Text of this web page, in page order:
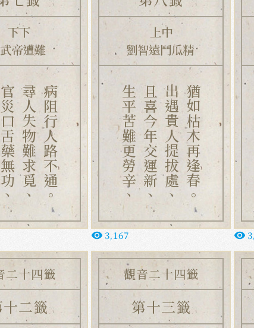
下下
帝遭難
無功、尋人失物難求覓、病阻行人路不通。
上中
劉智遠鬥瓜精
生平苦難更勞辛、且喜今年交運新、出遇貴人提拔處、猶如枯木再逢春。
remove_red_eye 3,167 remove_red_eye
二十四籤
二籤
觀音二十四籤
第十三籤